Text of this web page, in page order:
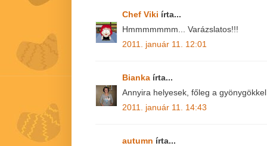
Chef Viki írta...
Hmmmmmmm... Varázslatos!!!
2011. január 11. 12:01
Bianka írta...
Annyira helyesek, főleg a gyönygökkel
2011. január 11. 14:43
autumn írta...